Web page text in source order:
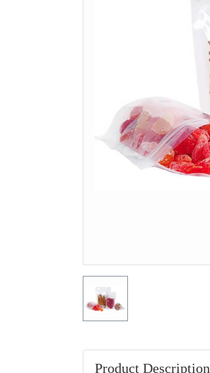
Product Description